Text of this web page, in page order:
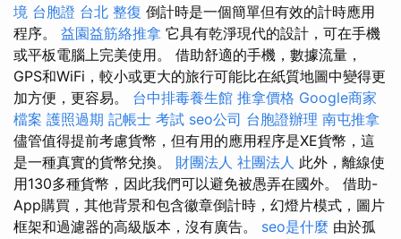
境 台胞證 台北 整復 倒計時是一個簡單但有效的計時應用
程序。 益園益筋絡推拿 它具有乾淨現代的設計，可在手機
或平板電腦上完美使用。 借助舒適的手機，數據流量，
GPS和WiFi，較小或更大的旅行可能比在紙質地圖中變得更
加方便，更容易。 台中排毒養生館 推拿價格 Google商家
檔案 護照過期 記帳士 考試 seo公司 台胞證辦理 南屯推拿
儘管值得提前考慮貨幣，但有用的應用程序是XE貨幣，這
是一種真實的貨幣兌換。 財團法人 社團法人 此外，離線使
用130多種貨幣，因此我們可以避免被愚弄在國外。 借助-
App購買，其他背景和包含徽章倒計時，幻燈片模式，圖片
框架和過濾器的高級版本，沒有廣告。 seo是什麼 由於孤